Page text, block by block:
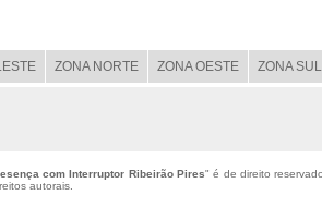
ZONA NORTE ZONA OESTE ZONA SUL
com Interruptor Ribeirão Pires" é de direito
autorais